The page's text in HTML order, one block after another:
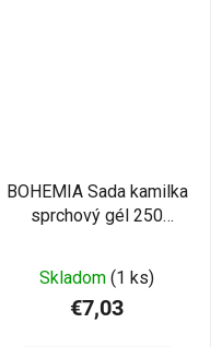
BOHEMIA Sada kamilka
sprchový gél 250
(BC230045)
Skladom (1 ks)
€7,03